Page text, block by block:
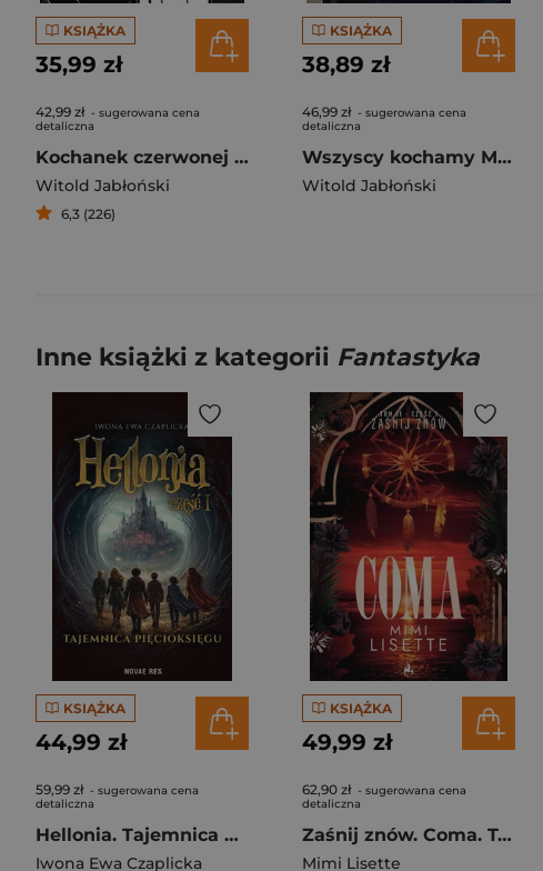
KSIĄŻKA
35,99 zł
42,99 zł - sugerowana cena
detaliczna
Kochanek czerwonej gwiazdy
Witold Jabłoński
6,3 (226)
KSIĄŻKA
38,89 zł
46,99 zł - sugerowana cena
detaliczna
Wszyscy kochamy Mikołaja. Tom 2
Witold Jabłoński
Inne książki z kategorii Fantastyka
KSIĄŻKA
44,99 zł
59,99 zł - sugerowana cena
detaliczna
Hellonia. Tajemnica Pięcioksięgu. Tom 1
Iwona Ewa Czaplicka
KSIĄŻKA
49,99 zł
62,90 zł - sugerowana cena
detaliczna
Zaśnij znów. Coma. Tom 2. Część 1
Mimi Lisette